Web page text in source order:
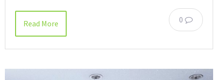
0
Read More